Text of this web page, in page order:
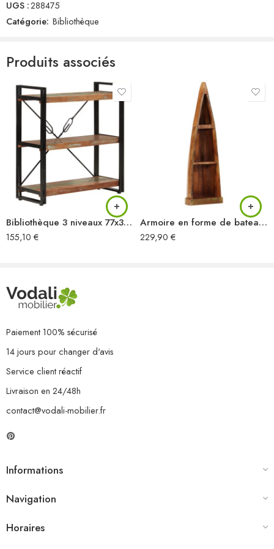
Il n'y a pas encore de critiques.
UGS :288475
Catégorie: Bibliothèque
Produits associés
Bibliothèque 3 niveaux 77x30x80 cm bois récupération massif/fer
155,10 €
Armoire en forme de bateau bois massif de récupération
229,90 €
Paiement 100% sécurisé
14 jours pour changer d'avis
Service client réactif
Livraison en 24/48h
contact@vodali-mobilier.fr
Informations
Navigation
Horaires